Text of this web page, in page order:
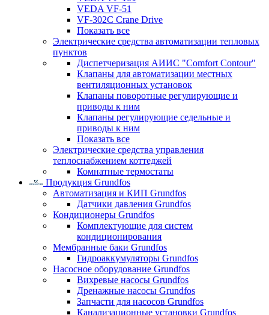
VEDA VF-51
VF-302C Crane Drive
Показать все
Электрические средства автоматизации тепловых
пунктов
Диспетчеризация АИИС "Comfort Contour"
Клапаны для автоматизации местных
вентиляционных установок
Клапаны поворотные регулирующие и
приводы к ним
Клапаны регулирующие седельные и
приводы к ним
Показать все
Электрические средства управления
теплоснабжением коттеджей
Комнатные термостаты
Продукция Grundfos
Автоматизация и КИП Grundfos
Датчики давления Grundfos
Кондиционеры Grundfos
Комплектующие для систем
кондиционирования
Мембранные баки Grundfos
Гидроаккумуляторы Grundfos
Насосное оборудование Grundfos
Вихревые насосы Grundfos
Дренажные насосы Grundfos
Запчасти для насосов Grundfos
Канализационные установки Grundfos